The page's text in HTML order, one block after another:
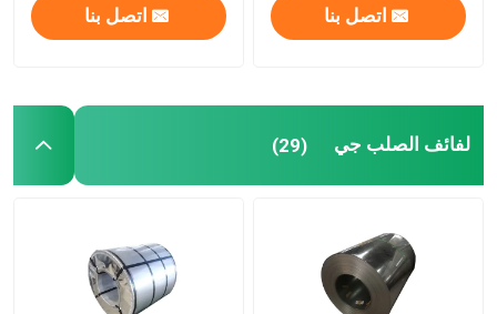
قضيب من الصلب الكربوني
سلك فولاذي مجلفن
لفائف الصلب المجلفن الملون
اتصل بنا اتصل بنا
لفائف الصلب جي (29)